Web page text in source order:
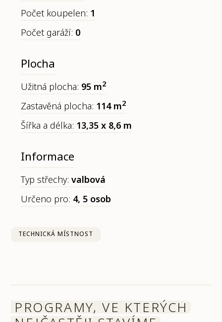
Počet koupelen: 1
Počet garáží: 0
Plocha
Užitná plocha: 95 m2
Zastavěná plocha: 114 m2
Šířka a délka: 13,35 x 8,6 m
Informace
Typ střechy:valbová
Určeno pro: 4, 5 osob
TECHNICKÁ MÍSTNOST
PROGRAMY, VE KTERÝCH